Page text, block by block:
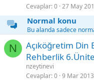
Cevaplar 0 27 May
Normal konu
Bu alanda sadece
N
Açıköğretim Din
Rehberlik
nzeytinevi
Cevaplar 0 9 Mar 2013